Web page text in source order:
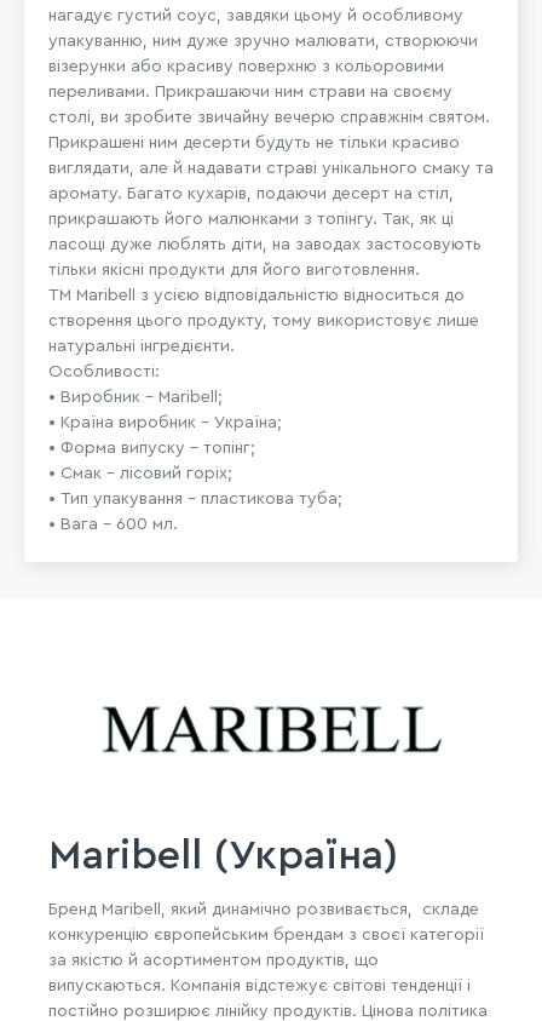
нагадує густий соус, завдяки цьому й особливому
упакуванню, ним дуже зручно малювати, створюючи
візерунки або красиву поверхню з кольоровими
переливами. Прикрашаючи ним страви на своєму
столі, ви зробите звичайну вечерю справжнім святом.
Прикрашені ним десерти будуть не тільки красиво
виглядати, але й надавати страві унікального смаку та
аромату. Багато кухарів, подаючи десерт на стіл,
прикрашають його малюнками з топінгу. Так, як ці
ласощі дуже люблять діти, на заводах застосовують
тільки якісні продукти для його виготовлення.
ТМ Maribell з усією відповідальністю відноситься до
створення цього продукту, тому використовує лише
натуральні інгредієнти.
Особливості:
• Виробник – Maribell;
• Країна виробник – Україна;
• Форма випуску – топінг;
• Смак – лісовий горіх;
• Тип упакування – пластикова туба;
• Вага – 600 мл.
Maribell (Україна)
Бренд Maribell, який динамічно розвивається, складе
конкуренцію європейським брендам з своєї категорії
за якістю й асортиментом продуктів, що
випускаються. Компанія відстежує світові тенденції і
постійно розширює лінійку продуктів. Цінова політика